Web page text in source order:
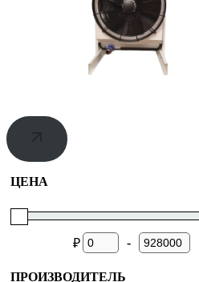
ЦЕНА
₽ -
ПРОИЗВОДИТЕЛЬ